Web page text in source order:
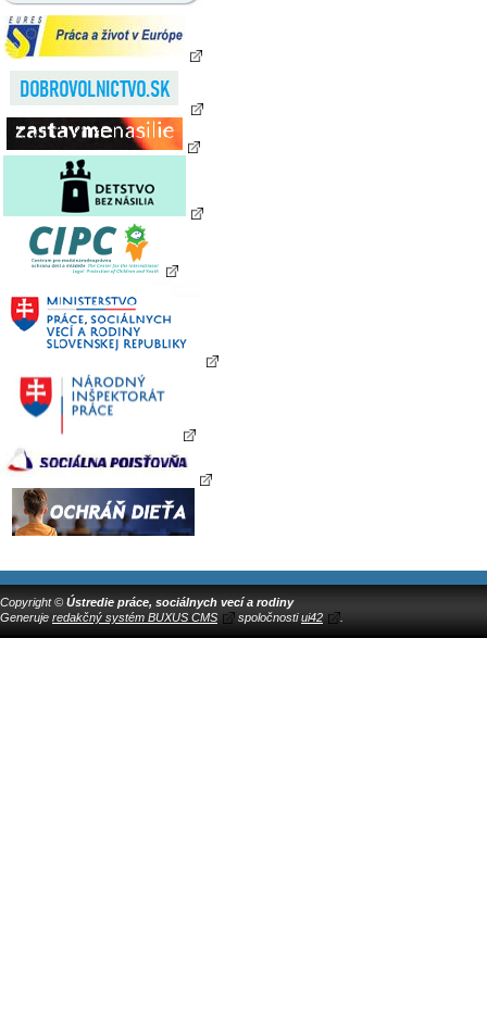
Copyright © Ústredie práce, sociálnych vecí a rodiny
Generuje redakčný systém BUXUS CMS spoločnostiui42